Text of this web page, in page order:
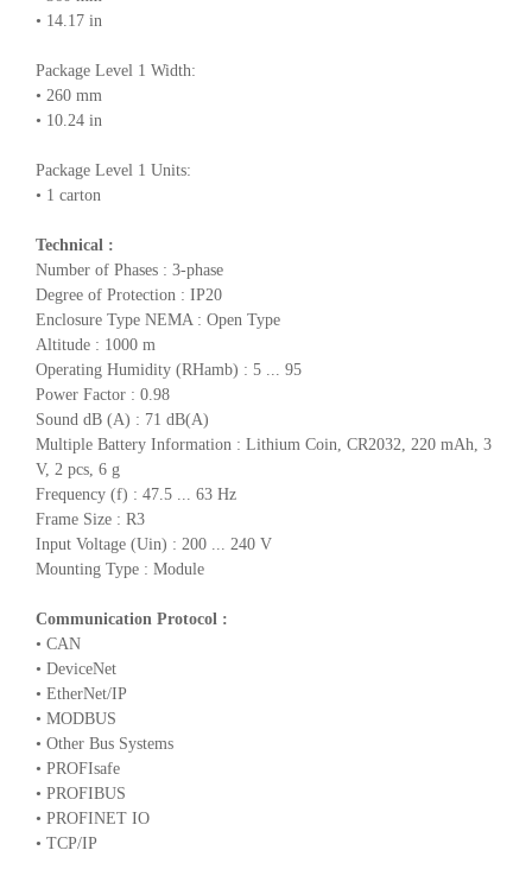
• 14.17 in
Package Level 1 Width:
• 260 mm
• 10.24 in
Package Level 1 Units:
• 1 carton
Technical :
Number of Phases : 3-phase
Degree of Protection : IP20
Enclosure Type NEMA : Open Type
Altitude : 1000 m
Operating Humidity (RHamb) : 5 ... 95
Power Factor : 0.98
Sound dB (A) : 71 dB(A)
Multiple Battery Information : Lithium Coin, CR2032, 220 mAh, 3
V, 2 pcs, 6 g
Frequency (f) : 47.5 ... 63 Hz
Frame Size : R3
Input Voltage (Uin) : 200 ... 240 V
Mounting Type : Module
Communication Protocol :
• CAN
• DeviceNet
• EtherNet/IP
• MODBUS
• Other Bus Systems
• PROFIsafe
• PROFIBUS
• PROFINET IO
• TCP/IP